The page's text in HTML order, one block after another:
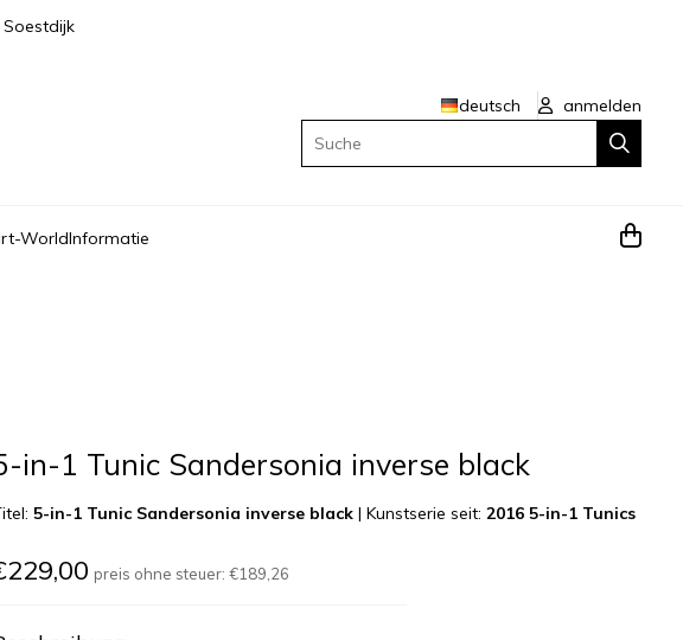
deutsch
anmelden
WorldInformatie
in-1 Tunic Sandersonia inverse black
5-in-1 Tunic Sandersonia inverse black |Kunstserie seit:2016 5-in-1 Tunics
preis ohne steuer:€189,26